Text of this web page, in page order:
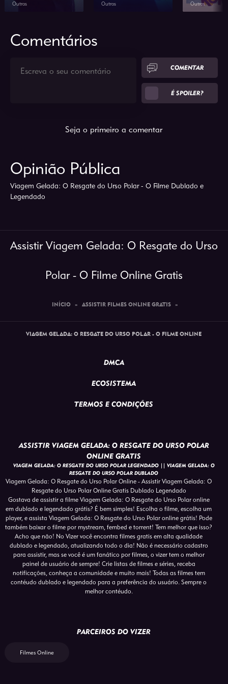
Outros Outros Outros
Comentários
COMENTAR
É SPOILER?
Seja o primeiro a comentar
Opinião Pública
Viagem Gelada: O Resgate do Urso Polar - O Filme Dublado e
Legendado
Assistir Viagem Gelada: O Resgate do Urso
Polar - O Filme Online Gratis
INÍCIO » ASSISTIR FILMES ONLINE GRATIS »
VIAGEM GELADA: O RESGATE DO URSO POLAR - O FILME ONLINE
DMCA
ECOSISTEMA
TERMOS E CONDIÇÕES
ASSISTIR VIAGEM GELADA: O RESGATE DO URSO POLAR
ONLINE GRATIS
VIAGEM GELADA: O RESGATE DO URSO POLAR LEGENDADO || VIAGEM GELADA: O
RESGATE DO URSO POLAR DUBLADO
Viagem Gelada: O Resgate do Urso Polar Online - Assistir Viagem Gelada: O
Resgate do Urso Polar Online Gratis Dublado Legendado
Gostava de assistir a filme Viagem Gelada: O Resgate do Urso Polar online
em dublado e legendado grátis? É bem simples! Escolha o filme, escolha um
player, e assista Viagem Gelada: O Resgate do Urso Polar online grátis! Pode
também baixar o filme por mystream, fembed e torrent! Tem melhor que isso?
Acho que não! No Vizer você encontra filmes gratis em alta qualidade
dublado e legendado, atualizando todo o dia! Não é necessário cadastro
para assistir, mas se você é um fanático por filmes, o vizer tem o melhor
painel de usuário de sempre! Crie listas de filmes e séries, receba
notificações, conheça a comunidade e muito mais! Todas as filmes tem
contéudo dublado e legendado para a preferência do usuário. Sempre o
melhor contéudo.
PARCEIROS DO VIZER
Filmes Online